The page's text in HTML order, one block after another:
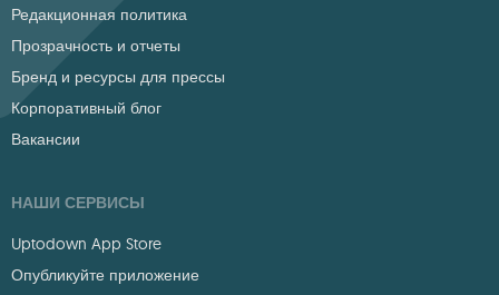
Редакционная политика
Прозрачность и отчеты
Бренд и ресурсы для прессы
Корпоративный блог
Вакансии
НАШИ СЕРВИСЫ
Uptodown App Store
Опубликуйте приложение